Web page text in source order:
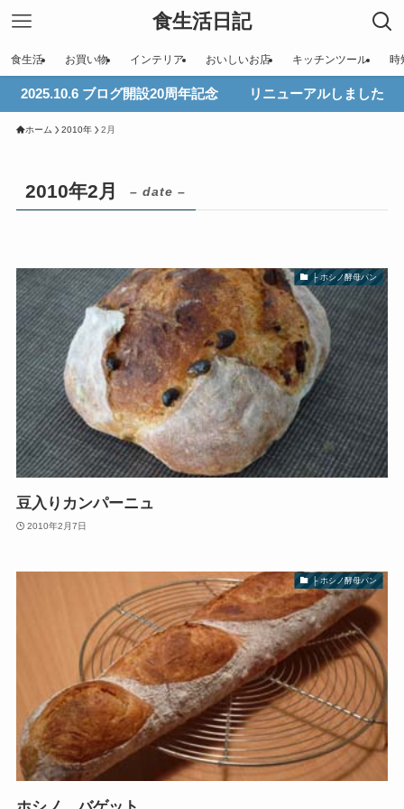
食生活日記
食生活 お買い物 インテリア おいしいお店 キッチンツール 時
2025.10.6 ブログ開設20周年記念 リニューアルしました
ホーム 2010年 2月
2010年2月 – date –
├ ホシノ酵母パン
豆入りカンパーニュ
2010年2月7日
├ ホシノ酵母パン